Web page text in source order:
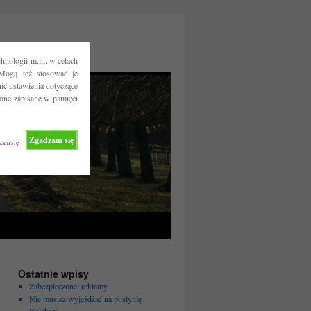
m.in. w celach
też stosować je
ustawienia dotyczące
zapisane w pamięci
Zgadzam się
się
Ostatnie wpisy
Zabezpieczone: reklamy
Nie musisz wyjeżdżać na pustynię